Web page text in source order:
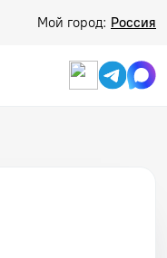
Мой город: Россия